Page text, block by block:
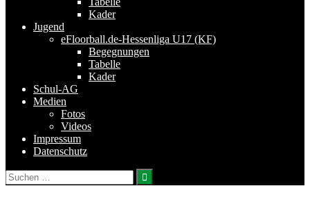
Kader
Jugend
eFloorball.de-Hessenliga U17 (KF)
Begegnungen
Tabelle
Kader
Schul-AG
Medien
Fotos
Videos
Impressum
Datenschutz
Suchen
nach: